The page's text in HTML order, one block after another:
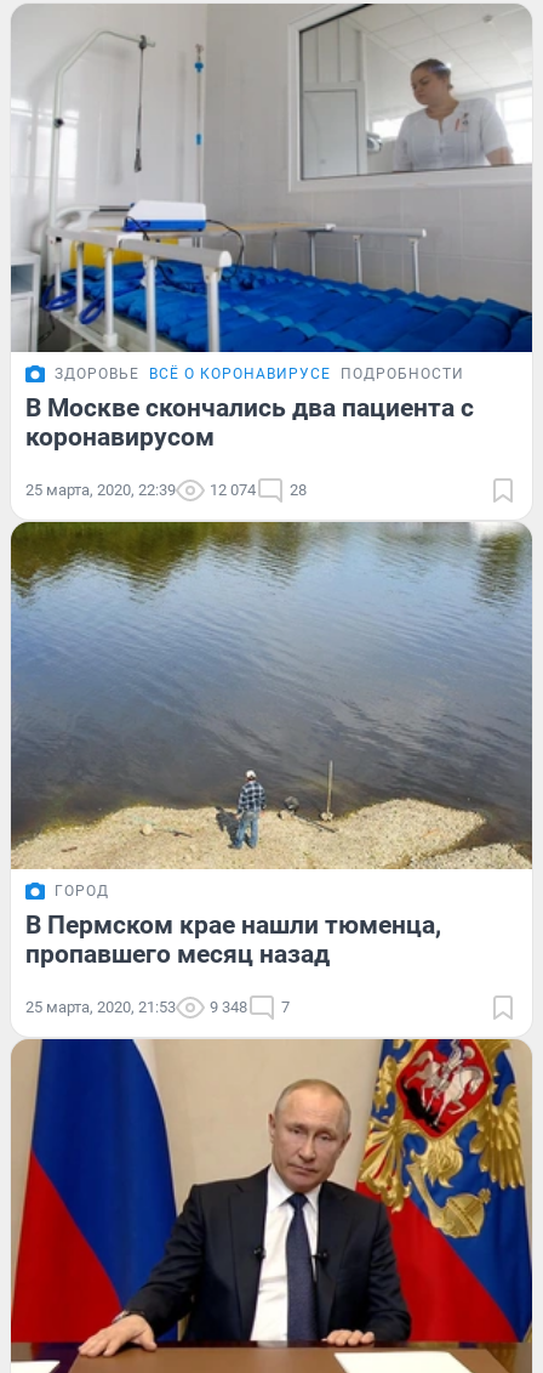
ЗДОРОВЬЕ ВСЁ О КОРОНАВИРУСЕ ПОДРОБНОСТИ
В Москве скончались два пациента с
коронавирусом
25 марта, 2020, 22:39 12 074 28
ГОРОД
В Пермском крае нашли тюменца,
пропавшего месяц назад
25 марта, 2020, 21:53 9 348 7